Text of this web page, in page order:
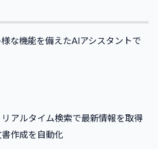
するよくある質問
でも学べますか?
くらいの期間が必要ですか?
料版ではどちらを学ぶべきですか?
な機能を備えたAIアシスタントで
アルタイム検索で最新情報を取得
作成を自動化